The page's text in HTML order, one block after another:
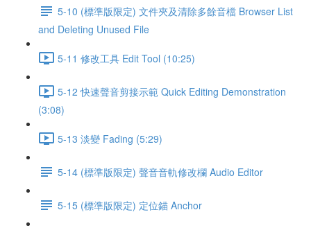
5-10 (標準版限定) 文件夾及清除多餘音檔 Browser List
and Deleting Unused File
5-11 修改工具 Edit Tool (10:25)
5-12 快速聲音剪接示範 Quick Editing Demonstration
(3:08)
5-13 淡變 Fading (5:29)
5-14 (標準版限定) 聲音音軌修改欄 Audio Editor
5-15 (標準版限定) 定位錨 Anchor